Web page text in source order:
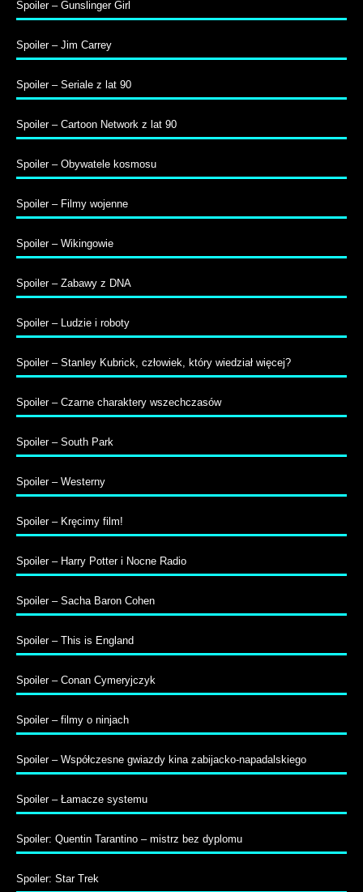
Spoiler – Gunslinger Girl
Spoiler – Jim Carrey
Spoiler – Seriale z lat 90
Spoiler – Cartoon Network z lat 90
Spoiler – Obywatele kosmosu
Spoiler – Filmy wojenne
Spoiler – Wikingowie
Spoiler – Zabawy z DNA
Spoiler – Ludzie i roboty
Spoiler – Stanley Kubrick, człowiek, który wiedział więcej?
Spoiler – Czarne charaktery wszechczasów
Spoiler – South Park
Spoiler – Westerny
Spoiler – Kręcimy film!
Spoiler – Harry Potter i Nocne Radio
Spoiler – Sacha Baron Cohen
Spoiler – This is England
Spoiler – Conan Cymeryjczyk
Spoiler – filmy o ninjach
Spoiler – Współczesne gwiazdy kina zabijacko-napadalskiego
Spoiler – Łamacze systemu
Spoiler: Quentin Tarantino – mistrz bez dyplomu
Spoiler: Star Trek